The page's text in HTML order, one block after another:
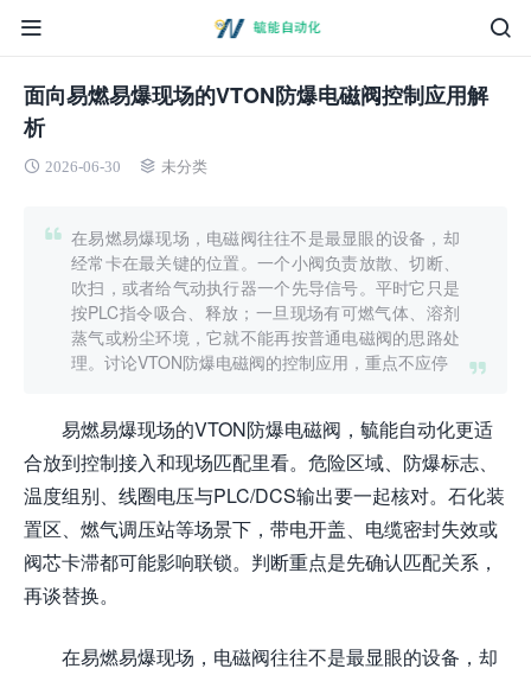
面向易燃易爆现场的VTON防爆电磁阀控制应用解
析
2026-06-30 未分类
在易燃易爆现场，电磁阀往往不是最显眼的设备，却
经常卡在最关键的位置。一个小阀负责放散、切断、
吹扫，或者给气动执行器一个先导信号。平时它只是
按PLC指令吸合、释放；一旦现场有可燃气体、溶剂
蒸气或粉尘环境，它就不能再按普通电磁阀的思路处
理。讨论VTON防爆电磁阀的控制应用，重点不应停
易燃易爆现场的VTON防爆电磁阀，毓能自动化更适
合放到控制接入和现场匹配里看。危险区域、防爆标志、
温度组别、线圈电压与PLC/DCS输出要一起核对。石化装
置区、燃气调压站等场景下，带电开盖、电缆密封失效或
阀芯卡滞都可能影响联锁。判断重点是先确认匹配关系，
再谈替换。
在易燃易爆现场，电磁阀往往不是最显眼的设备，却